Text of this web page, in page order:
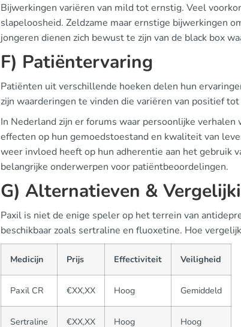
Bijwerkingen variëren van mild tot ernstig. Veel
slapeloosheid. Zeldzame maar ernstige bijwerkingen
jongeren dienen zich bewust te zijn van de black box
F) Patiëntervaring
Patiënten uit verschillende hoeken delen hun
zijn waarderingen te vinden die variëren van positief
In Nederland zijn er forums waar persoonlijke
effecten op hun gemoedstoestand en kwaliteit van
weer invloed heeft op hun adherentie aan het gebruik
belangrijke onderwerpen voor patiëntbeoordelingen.
G) Alternatieven &
Paxil is niet de enige speler op het terrein van
beschikbaar zoals sertraline en fluoxetine. Hoe
Medicijn Prijs Effectiviteit Veiligheid
Paxil CR €XX,XX Hoog Gemiddeld
Sertraline €XX,XX Hoog Hoog